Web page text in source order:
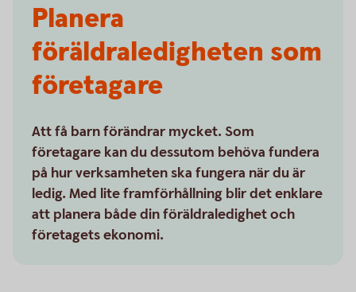
Planera
föräldraledigheten som
företagare
Att få barn förändrar mycket. Som
företagare kan du dessutom behöva fundera
på hur verksamheten ska fungera när du är
ledig. Med lite framförhållning blir det enklare
att planera både din föräldraledighet och
företagets ekonomi.